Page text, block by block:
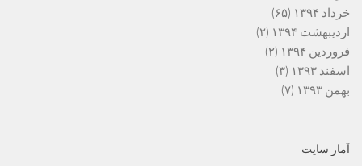
خرداد ۱۳۹۴
(۶۵)
اردیبهشت ۱۳۹۴
(۲)
فروردین ۱۳۹۴
(۲)
اسفند ۱۳۹۳
(۳)
بهمن ۱۳۹۳
(۷)
آمار سایت